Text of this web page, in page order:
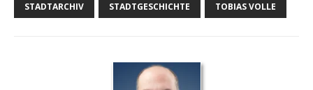
STADTARCHIV STADTGESCHICHTE TOBIAS VOLLE